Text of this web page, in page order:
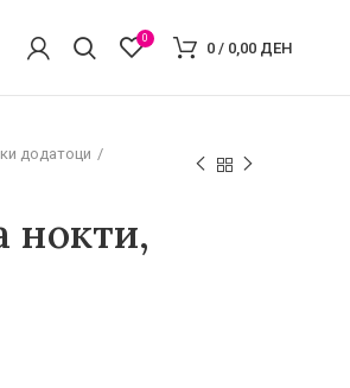
0
0 / 0,00 ДЕН
додатоци
нокти,